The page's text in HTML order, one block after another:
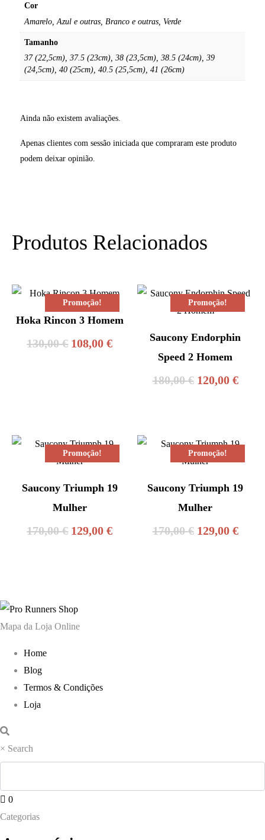
Cor
Amarelo, Azul e outras, Branco e outras, Verde
Tamanho
37 (22,5cm), 37.5 (23cm), 38 (23,5cm), 38.5 (24cm), 39
(24,5cm), 40 (25cm), 40.5 (25,5cm), 41 (26cm)
Ainda não existem avaliações.
Apenas clientes com sessão iniciada que compraram este produto
podem deixar opinião.
Produtos Relacionados
Promoção!
Hoka Rincon 3 Homem
130,00€ O
108,00€O
Promoção!
Saucony Endorphin
Speed 2 Homem
180,00€ O
era:
180,00 €.
120,00 €O
é:
Promoção!
Saucony Triumph 19
Mulher
170,00€ O
170,00 €.
129,00€O
Promoção!
Saucony Triumph 19
Mulher
170,00€ O
129,00 €O
Mapa da Loja Online
Home
Blog
Termos & Condições
Loja
× Search
0
Categorias